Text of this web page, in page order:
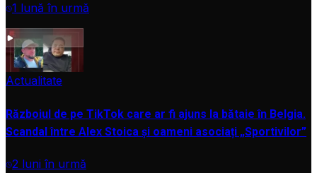
1 lună în urmă
VIDEO
Actualitate
Războiul de pe TikTok care ar fi ajuns la bătaie în Belgia.
Scandal între Alex Stoica și oameni asociați „Sportivilor”
2 luni în urmă